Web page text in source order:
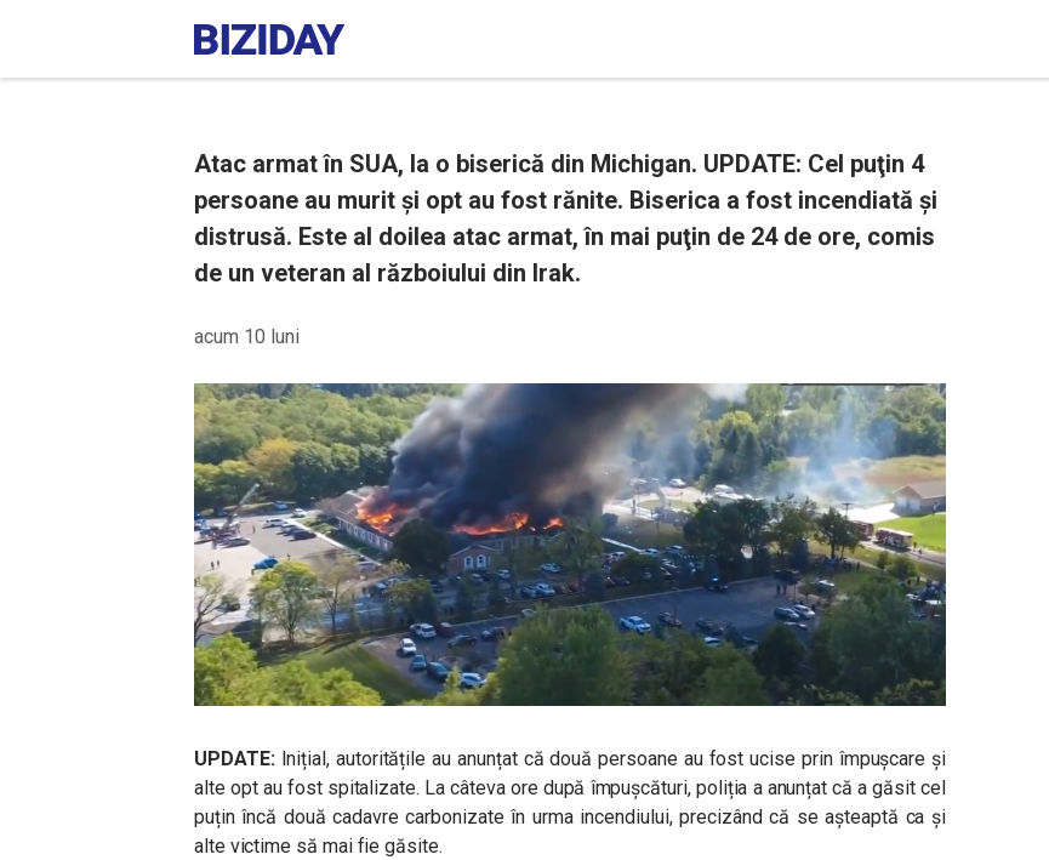
Atac armat în SUA, la o biserică din Michigan. UPDATE: Cel puţin 4
persoane au murit și opt au fost rănite. Biserica a fost incendiată și
distrusă. Este al doilea atac armat, în mai puţin de 24 de ore, comis
de un veteran al războiului din Irak.
acum 10 luni
UPDATE: Inițial, autoritățile au anunțat că două persoane au fost ucise prin împușcare și
alte opt au fost spitalizate. La câteva ore după împușcături, poliția a anunțat că a găsit cel
puțin încă două cadavre carbonizate în urma incendiului, precizând că se așteaptă ca și
alte victime să mai fie găsite.